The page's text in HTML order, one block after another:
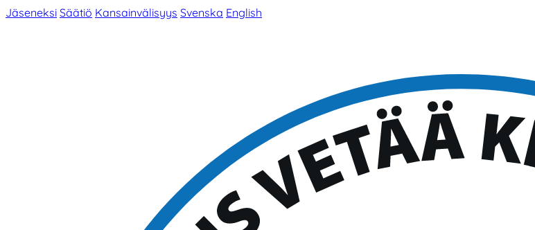
Jäseneksi Säätiö Kansainvälisyys Svenska English